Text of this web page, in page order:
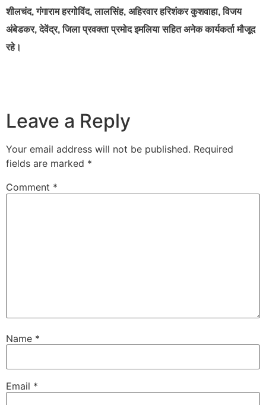
शीलचंद, गंगाराम हरगोविंद, लालसिंह, अहिरवार हरिशंकर कुशवाहा, विजय
अंबेडकर, देवेंद्र, जिला प्रवक्ता प्रमोद इमलिया सहित अनेक कार्यकर्ता मौजूद
रहे।
Leave a Reply
Your email address will not be published. Required
fields are marked *
Comment *
Name *
Email *